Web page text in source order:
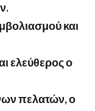
και
ελεύθερος ο
πελατών, ο